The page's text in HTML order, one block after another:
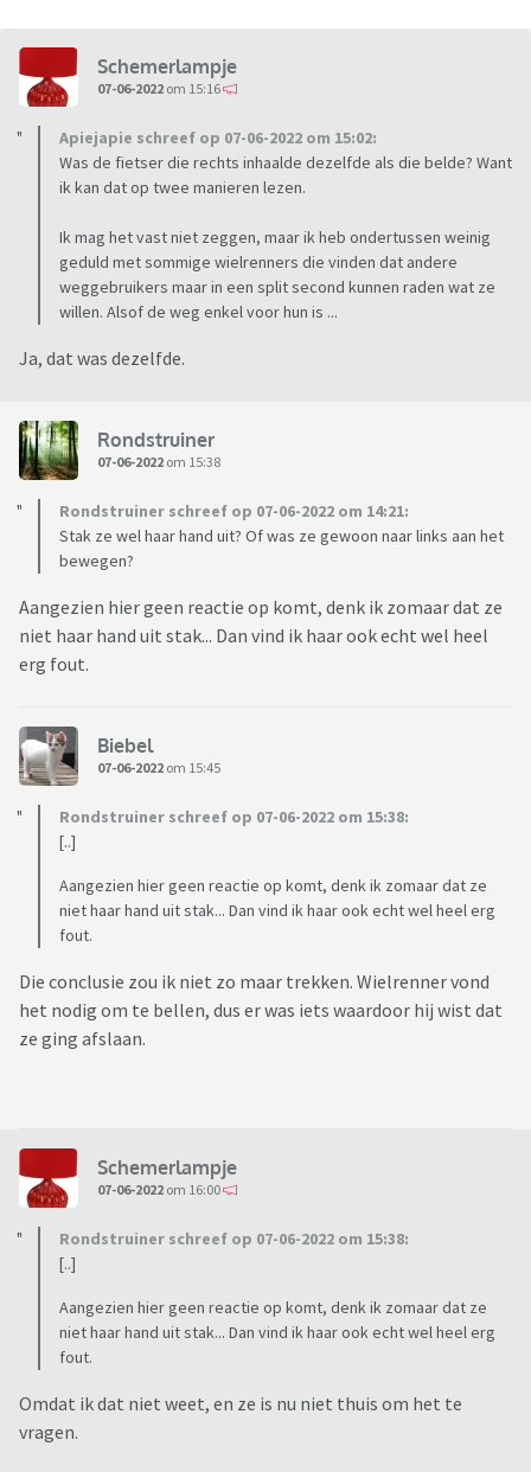
Schemerlampje
07-06-2022 om 15:16
Apiejapie schreef op 07-06-2022 om 15:02:
Was de fietser die rechts inhaalde dezelfde als die belde? Want
ik kan dat op twee manieren lezen.
Ik mag het vast niet zeggen, maar ik heb ondertussen weinig
geduld met sommige wielrenners die vinden dat andere
weggebruikers maar in een split second kunnen raden wat ze
willen. Alsof de weg enkel voor hun is ...
Ja, dat was dezelfde.
Rondstruiner
07-06-2022 om 15:38
Rondstruiner schreef op 07-06-2022 om 14:21:
Stak ze wel haar hand uit? Of was ze gewoon naar links aan het
bewegen?
Aangezien hier geen reactie op komt, denk ik zomaar dat ze
niet haar hand uit stak... Dan vind ik haar ook echt wel heel
erg fout.
Biebel
07-06-2022 om 15:45
Rondstruiner schreef op 07-06-2022 om 15:38:
[..]
Aangezien hier geen reactie op komt, denk ik zomaar dat ze
niet haar hand uit stak... Dan vind ik haar ook echt wel heel erg
fout.
Die conclusie zou ik niet zo maar trekken. Wielrenner vond
het nodig om te bellen, dus er was iets waardoor hij wist dat
ze ging afslaan.
Schemerlampje
07-06-2022 om 16:00
Rondstruiner schreef op 07-06-2022 om 15:38:
[..]
Aangezien hier geen reactie op komt, denk ik zomaar dat ze
niet haar hand uit stak... Dan vind ik haar ook echt wel heel erg
fout.
Omdat ik dat niet weet, en ze is nu niet thuis om het te
vragen.